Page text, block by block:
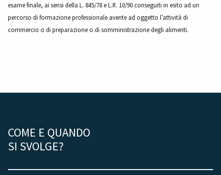
esame finale, ai sensi della L. 845/78 e L.R. 10/90 conseguiti in esito ad un
percorso di formazione professionale avente ad oggetto l’attività di
commercio o di preparazione o di somministrazione degli alimenti.
COME E QUANDO
SI SVOLGE?